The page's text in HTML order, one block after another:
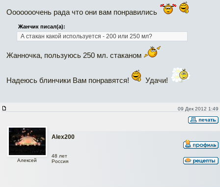
Ооооооочень рада что они вам понравились
Жанчик писал(а):
А стакан какой используется - 200 или 250 мл?
Жанночка, пользуюсь 250 мл. стаканом
Надеюсь блинчики Вам понравятся! Удачи!
09 Дек 2012 1:49
Alex200
Алексей
48 лет
Россия